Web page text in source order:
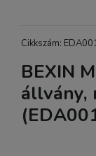
Cikkszám:
BEXIN
állvány,